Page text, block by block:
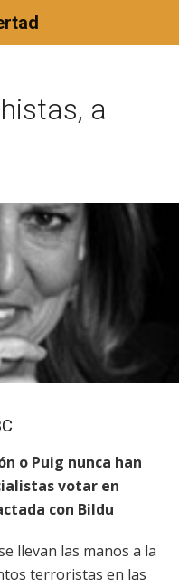
a
o Puig nunca han
votar en
con Bildu
llevan las manos a la
terroristas en las